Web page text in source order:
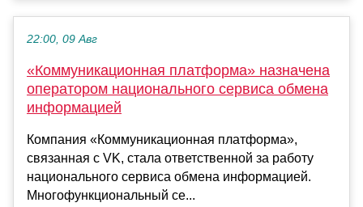
22:00, 09 Авг
«Коммуникационная платформа» назначена
оператором национального сервиса обмена
информацией
Компания «Коммуникационная платформа»,
связанная с VK, стала ответственной за работу
национального сервиса обмена информацией.
Многофункциональный се...